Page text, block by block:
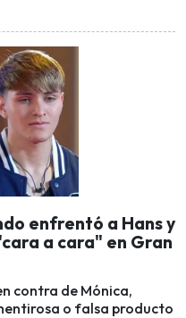
enfrentó a Hans y
a cara" en Gran
contra de Mónica,
o falsa producto